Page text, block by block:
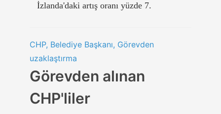
İzlanda'daki artış oranı yüzde 7.
CHP, Belediye Başkanı, Görevden
uzaklaştırma
Görevden alınan
CHP'liler